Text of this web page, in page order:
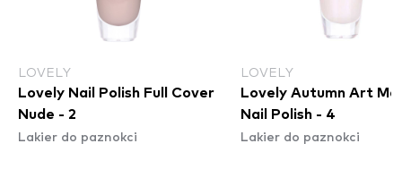
LOVELY
Lovely Nail Polish Full Cover
Nude - 2
Lakier do paznokci
LOVELY
Lovely Autumn Art
Nail Polish - 4
Lakier do paznokci